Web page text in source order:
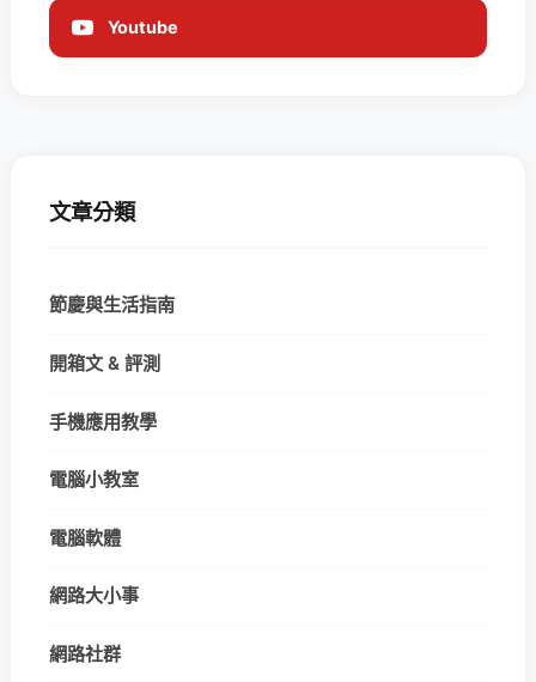
Youtube
文章分類
節慶與生活指南
開箱文 & 評測
手機應用教學
電腦小教室
電腦軟體
網路大小事
網路社群